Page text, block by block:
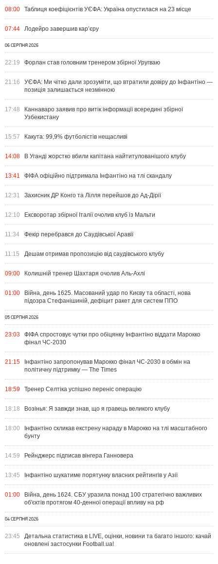
08:00 Таблиця коефіцієнтів УЄФА: Україна опустилася на 23 місце
07:44 Лодейро завершив кар’єру
06 СЕРПНЯ 2026
22:19 Форлан став головним тренером збірної Уругваю
21:16
УЄФА: Ми чітко дали зрозуміти, що втратили довіру до Інфантіно —
позиція залишається незмінною
17:48
Каннаваро заявив про витік інформації всередині збірної
Узбекистану
15:57 Какута: 99,9% футболістів нещасливі
14:08 В Уганді жорстко вбили капітана найтитулованішого клубу
13:41 ФІФА офіційно підтримала Інфантіно на тлі скандалу
12:31 Захисник ДР Конго та Лілля перейшов до Ад-Дірії
12:10 Ексворотар збірної Італії очолив клуб із Мальти
11:34 Фекір перебрався до Саудівської Аравії
11:15 Дешам отримав пропозицію від саудівського клубу
09:00 Колишній тренер Шахтаря очолив Аль-Ахлі
01:00
Війна, день 1625. Масований удар по Києву та області, нова
підозра Стефанішиній, дефіцит ракет для систем ППО
05 СЕРПНЯ 2026
23:03
ФІФА спростовує чутки про обіцянку Інфантіно віддати Марокко
фінал ЧС-2030
21:15
Інфантіно запропонував Марокко фінал ЧС-2030 в обмін на
політичну підтримку — The Times
18:59 Тренер Селтіка успішно переніс операцію
18:18 Возінья: Я завжди знав, що я гравець великого клубу
18:00
Інфантіно скликав екстрену нараду в Марокко на тлі масштабного
бунту
14:59 Рейнджерс підписав вінгера Ганновера
13:45 Інфантіно шукатиме порятунку власних рейтингів у Азії
01:00
Війна, день 1624. СБУ уразила понад 100 стратегічно важливих
об'єктів протягом 40-денної операції впливу на рф
04 СЕРПНЯ 2026
23:45
Детальна статистика в LIVE, оцінки, новини та багато іншого: качай
оновлені застосунки Football.ua!